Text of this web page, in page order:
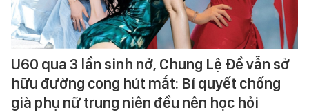
U60 qua 3 lần sinh nở, Chung Lệ Đề vẫn sở
hữu đường cong hút mắt: Bí quyết chống
già phụ nữ trung niên đều nên học hỏi